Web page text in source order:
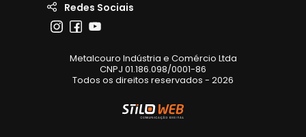
Redes Sociais
Metalcouro Indústria e Comércio Ltda
CNPJ 01.186.098/0001-86
Todos os direitos reservados - 2026